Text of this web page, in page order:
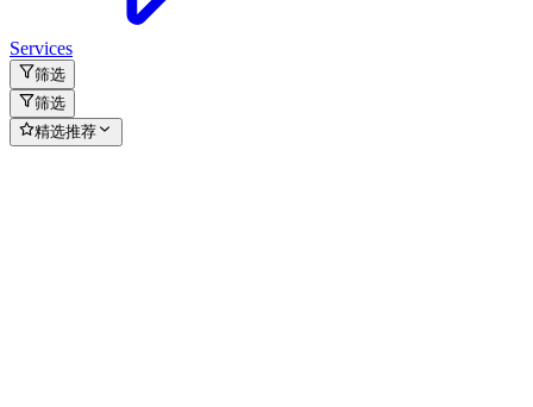
Services
筛选
筛选
精选推荐